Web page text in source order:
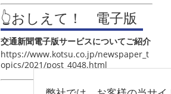
👆おしえて！ 電子版
交通新聞電子版サービスについてご紹介
https://www.kotsu.co.jp/newspaper_t
opics/2021/post_4048.html